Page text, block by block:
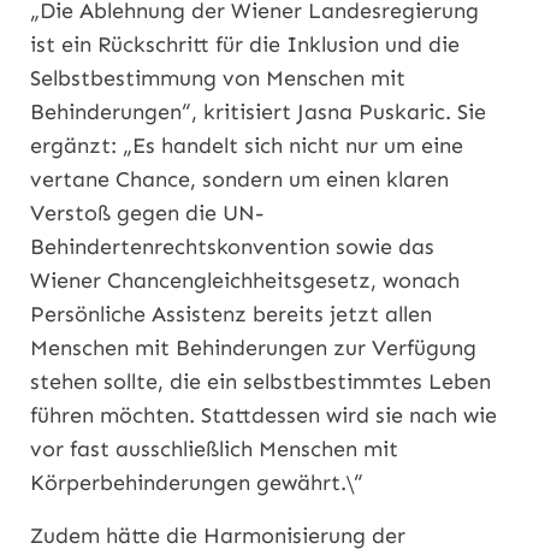
„Die Ablehnung der Wiener Landesregierung
ist ein Rückschritt für die Inklusion und die
Selbstbestimmung von Menschen mit
Behinderungen“, kritisiert Jasna Puskaric. Sie
ergänzt: „Es handelt sich nicht nur um eine
vertane Chance, sondern um einen klaren
Verstoß gegen die UN-
Behindertenrechtskonvention sowie das
Wiener Chancengleichheitsgesetz, wonach
Persönliche Assistenz bereits jetzt allen
Menschen mit Behinderungen zur Verfügung
stehen sollte, die ein selbstbestimmtes Leben
führen möchten. Stattdessen wird sie nach wie
vor fast ausschließlich Menschen mit
Körperbehinderungen gewährt.\“
Zudem hätte die Harmonisierung der